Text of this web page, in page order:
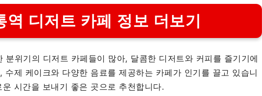
역 디저트 카페 정보 더보기
분위기의 디저트 카페들이 많아, 달콤한 디저트와 커피를 즐기기에
수제 케이크와 다양한 음료를 제공하는 카페가 인기를 끌고 있습니
시간을 보내기 좋은 곳으로 추천합니다.